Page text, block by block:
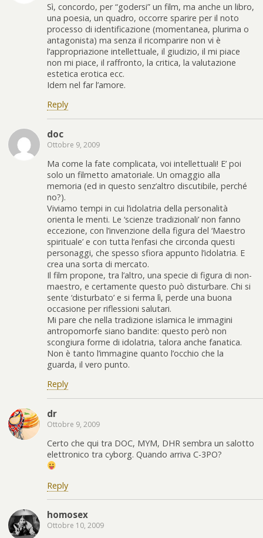
Sì, concordo, per “godersi” un film, ma anche un libro,
una poesia, un quadro, occorre sparire per il noto
processo di identificazione (momentanea, plurima o
antagonista) ma senza il ricomparire non vi è
l’appropriazione intellettuale, il giudizio, il mi piace
non mi piace, il raffronto, la critica, la valutazione
estetica erotica ecc.
Idem nel far l’amore.
Reply
doc
Ottobre 9, 2009
Ma come la fate complicata, voi intellettuali! E’ poi
solo un filmetto amatoriale. Un omaggio alla
memoria (ed in questo senz’altro discutibile, perché
no?).
Viviamo tempi in cui l’idolatria della personalità
orienta le menti. Le ‘scienze tradizionali’ non fanno
eccezione, con l’invenzione della figura del ‘Maestro
spirituale’ e con tutta l’enfasi che circonda questi
personaggi, che spesso sfiora appunto l’idolatria. E
crea una sorta di mercato.
Il film propone, tra l’altro, una specie di figura di non-
maestro, e certamente questo può disturbare. Chi si
sente ‘disturbato’ e si ferma lì, perde una buona
occasione per riflessioni salutari.
Mi pare che nella tradizione islamica le immagini
antropomorfe siano bandite: questo però non
scongiura forme di idolatria, talora anche fanatica.
Non è tanto l’immagine quanto l’occhio che la
guarda, il vero punto.
Reply
dr
Ottobre 9, 2009
Certo che qui tra DOC, MYM, DHR sembra un salotto
elettronico tra cyborg. Quando arriva C-3PO?
Reply
homosex
Ottobre 10, 2009